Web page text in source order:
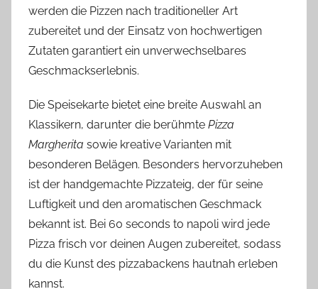
werden die Pizzen nach traditioneller Art
zubereitet und der Einsatz von hochwertigen
Zutaten garantiert ein unverwechselbares
Geschmackserlebnis.
Die Speisekarte bietet eine breite Auswahl an
Klassikern, darunter die berühmte Pizza
Margherita sowie kreative Varianten mit
besonderen Belägen. Besonders hervorzuheben
ist der handgemachte Pizzateig, der für seine
Luftigkeit und den aromatischen Geschmack
bekannt ist. Bei 60 seconds to napoli wird jede
Pizza frisch vor deinen Augen zubereitet, sodass
du die Kunst des pizzabackens hautnah erleben
kannst.